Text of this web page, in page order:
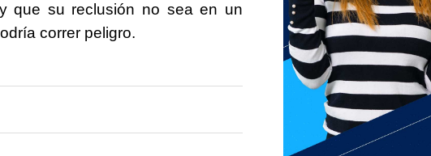
que su reclusión no sea en un
correr peligro.